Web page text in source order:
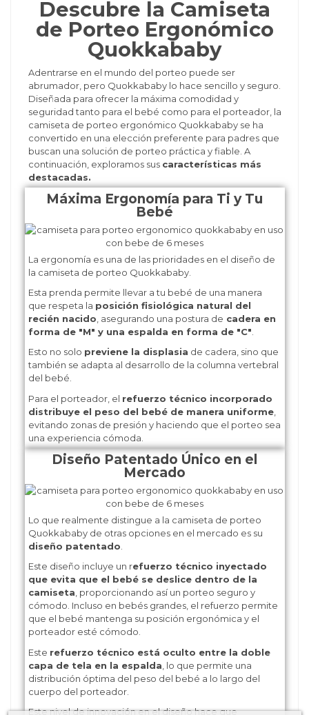
Descubre la Camiseta
de Porteo Ergonómico
Quokkababy
Adentrarse en el mundo del porteo puede ser
abrumador, pero Quokkababy lo hace sencillo y seguro.
Diseñada para ofrecer la máxima comodidad y
seguridad tanto para el bebé como para el porteador, la
camiseta de porteo ergonómico Quokkababy se ha
convertido en una elección preferente para padres que
buscan una solución de porteo práctica y fiable. A
continuación, exploramos sus características más
destacadas.
Máxima Ergonomía para Ti y Tu
Bebé
La ergonomía es una de las prioridades en el diseño de
la camiseta de porteo Quokkababy.
Esta prenda permite llevar a tu bebé de una manera
que respeta la posición fisiológica natural del
recién nacido , asegurando una postura de cadera en
forma de "M" y una espalda en forma de "C"
Esto no solo previene la displasia de cadera, sino que
también se adapta al desarrollo de la columna vertebral
del bebé.
Para el porteador, el refuerzo técnico incorporado
distribuye el peso del bebé de manera uniforme,
evitando zonas de presión y haciendo que el porteo sea
una experiencia cómoda.
Diseño Patentado Único en el
Mercado
Lo que realmente distingue a la camiseta de porteo
Quokkababy de otras opciones en el mercado es su
diseño patentado
Este diseño incluye un refuerzo técnico inyectado
que evita que el bebé se deslice dentro de la
camiseta , proporcionando así un porteo seguro y
cómodo. Incluso en bebés grandes, el refuerzo permite
que el bebé mantenga su posición ergonómica y el
porteador esté cómodo.
Este refuerzo técnico está oculto entre la doble
capa de tela en la espalda , lo que permite una
distribución óptima del peso del bebé a lo largo del
cuerpo del porteador.
Este nivel de innovación en el diseño hace que